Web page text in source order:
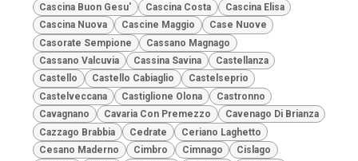
Cascina Buon Gesu'
Cascina Costa
Cascina Elisa
Cascina Nuova
Cascine Maggio
Case Nuove
Casorate Sempione
Cassano Magnago
Cassano Valcuvia
Cassina Savina
Castellanza
Castello
Castello Cabiaglio
Castelseprio
Castelveccana
Castiglione Olona
Castronno
Cavagnano
Cavaria Con Premezzo
Cavenago Di Brianza
Cazzago Brabbia
Cedrate
Ceriano Laghetto
Cesano Maderno
Cimbro Cimnago
Cislago